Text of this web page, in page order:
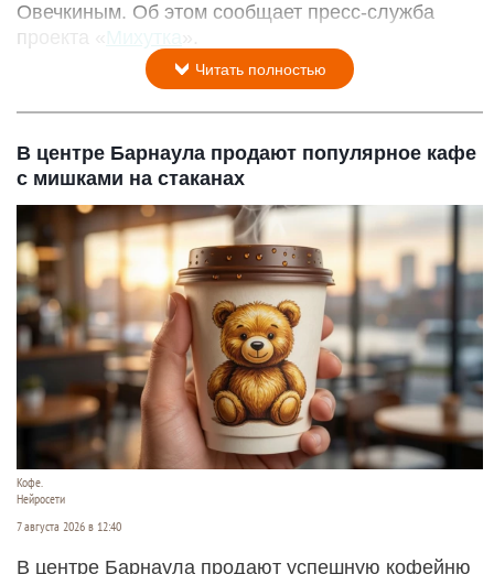
Овечкиным. Об этом сообщает пресс-служба
проекта « Михутка
Читать полностью
В центре Барнаула продают популярное кафе
с мишками на стаканах
Кофе.
Нейросети
7 августа 2026 в 12:40
В центре Барнаула продают успешную кофейню